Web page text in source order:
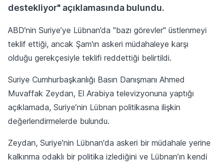
destekliyor" açıklamasında bulundu.
ABD'nin Suriye’ye Lübnan’da "bazı görevler" üstlenmeyi
teklif ettiği, ancak Şam'ın askeri müdahaleye karşı
olduğu gerekçesiyle teklifi reddettiği belirtildi.
Suriye Cumhurbaşkanlığı Basın Danışmanı Ahmed
Muvaffak Zeydan, El Arabiya televizyonuna yaptığı
açıklamada, Suriye’nin Lübnan politikasına ilişkin
değerlendirmelerde bulundu.
Zeydan, Suriye'nin Lübnan'da askeri bir müdahale yerine
kalkınma odaklı bir politika izlediğini ve Lübnan’ın kendi